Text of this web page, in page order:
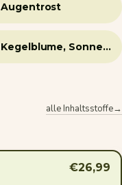
Augentrost
Kegelblume, Sonnenhut
alle Inhaltsstoffe→
€26,99